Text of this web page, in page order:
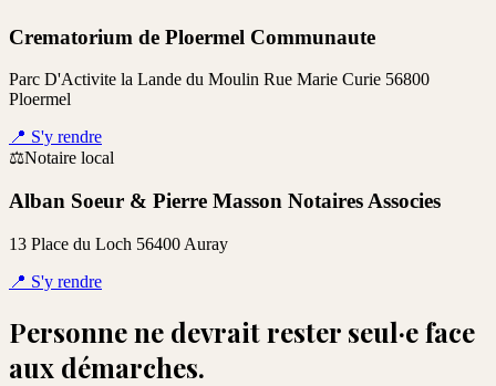
Crematorium de Ploermel Communaute
Parc D'Activite la Lande du Moulin Rue Marie Curie 56800
Ploermel
📍 S'y rendre
⚖️Notaire local
Alban Soeur & Pierre Masson Notaires Associes
13 Place du Loch 56400 Auray
📍 S'y rendre
Personne ne devrait rester seul·e face
aux démarches.